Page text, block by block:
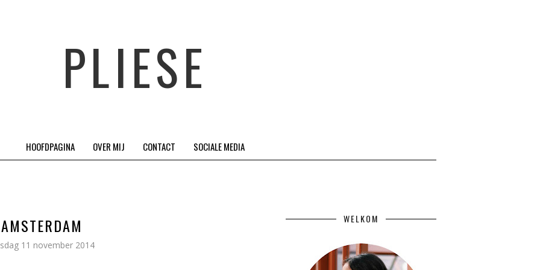
PLIESE
HOOFDPAGINA OVER MIJ CONTACT SOCIALE MEDIA
AMSTERDAM
11 november 2014
WELKOM